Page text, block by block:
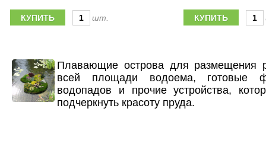
шт.
Плавающие острова для размещения
всей площади водоема, готовые
водопадов и прочие устройства,
подчеркнуть красоту пруда.